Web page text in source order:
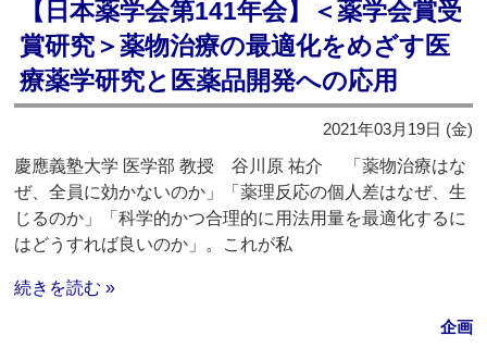
【日本薬学会第141年会】＜薬学会賞受
賞研究＞薬物治療の最適化をめざす医
療薬学研究と医薬品開発への応用
2021年03月19日 (金)
慶應義塾大学 医学部 教授 谷川原 祐介 「薬物治療はな
ぜ、全員に効かないのか」「薬理反応の個人差はなぜ、生
じるのか」「科学的かつ合理的に用法用量を最適化するに
はどうすれば良いのか」。これが私
続きを読む »
企画